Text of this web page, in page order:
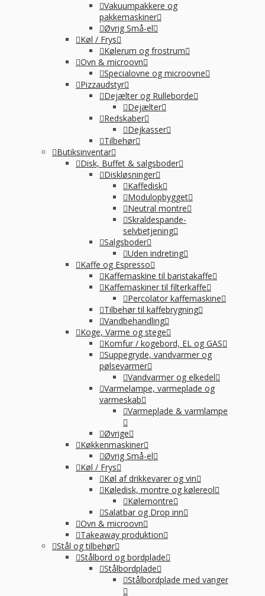
Vakuumpakkere og
pakkemaskiner
Øvrig Små-el
Køl / Frys
Kølerum og frostrum
Ovn & microovn
Specialovne og microovne
Pizzaudstyr
Dejælter og Rulleborde
Dejælter
Redskaber
Dejkasser
Tilbehør
Butiksinventar
Disk, Buffet & salgsboder
Diskløsninger
Kaffedisk
Modulopbygget
Neutral montre
Skraldespande-
selvbetjening
Salgsboder
Uden indreting
Kaffe og Espresso
Kaffemaskine til baristakaffe
Kaffemaskiner til filterkaffe
Percolator kaffemaskine
Tilbehør til kaffebrygning
Vandbehandling
Koge, Varme og stege
Komfur / kogebord, EL og GAS
Suppegryde, vandvarmer og
pølsevarmer
Vandvarmer og elkedel
Varmelampe, varmeplade og
varmeskab
Varmeplade & varmlampe
Øvrige
Køkkenmaskiner
Øvrig Små-el
Køl / Frys
Køl af drikkevarer og vin
Køledisk, montre og kølereol
Kølemontre
Salatbar og Drop inn
Ovn & microovn
Takeaway produktion
Stål og tilbehør
Stålbord og bordplade
Stålbordplade
Stålbordplade med vanger